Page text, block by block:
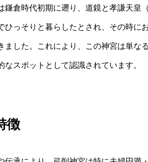
鎌倉時代初期に遡り、道鏡と孝謙天皇
ひっそりと暮らしたとされ、その時に
ました。これにより、この神宮は単な
なスポットとして認識されています。
徴